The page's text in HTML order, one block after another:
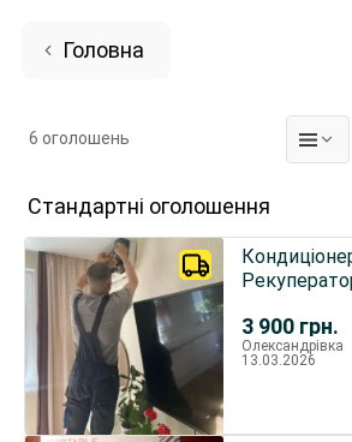
Головна
6 оголошень
Стандартні оголошення
3 900 грн.
Олександрівка
13.03.2026